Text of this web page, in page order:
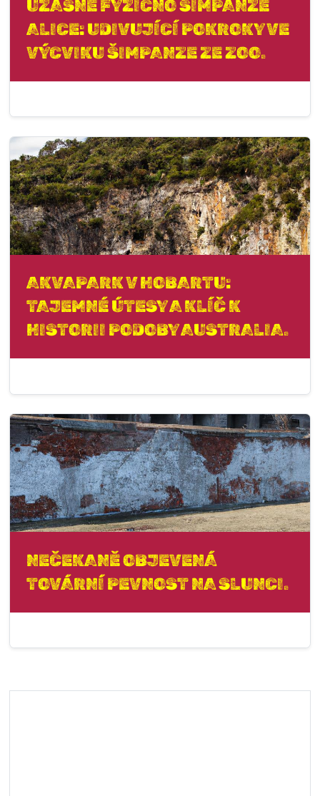
ÚŽASNÉ FYZIČNO ŠIMPANZE
ALICE: UDIVUJÍCÍ POKROKY VE
VÝCVIKU ŠIMPANZE ZE ZOO.
AKVAPARK V HOBARTU:
TAJEMNÉ ÚTESY A KLÍČ K
HISTORII PODOBY AUSTRALIA.
NEČEKANĚ OBJEVENÁ
TOVÁRNÍ PEVNOST NA SLUNCI.